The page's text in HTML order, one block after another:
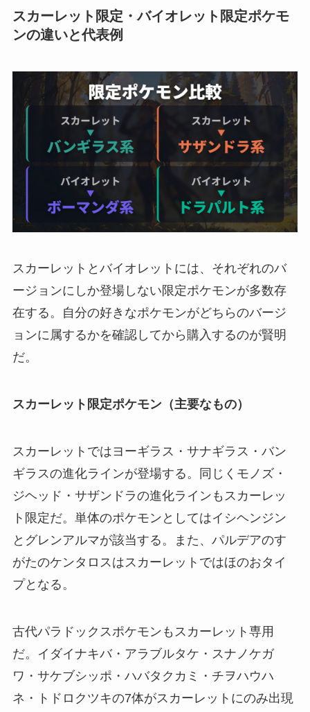
スカーレット限定・バイオレット限定ポケモ
ンの違いと代表例
スカーレットとバイオレットには、それぞれのバ
ージョンにしか登場しない限定ポケモンが多数存
在する。自分の好きなポケモンがどちらのバージ
ョンに属するかを確認してから購入するのが賢明
だ。
スカーレット限定ポケモン（主要なもの）
スカーレットではヨーギラス・サナギラス・バン
ギラスの進化ラインが登場する。同じくモノズ・
ジヘッド・サザンドラの進化ラインもスカーレッ
ト限定だ。単体のポケモンとしてはイシヘンジン
とグレンアルマが該当する。また、パルデアのす
がたのケンタロスはスカーレットではほのおタイ
プとなる。
古代パラドックスポケモンもスカーレット専用
だ。イダイナキバ・アラブルタケ・スナノケガ
ワ・サケブシッポ・ハバタクカミ・チヲハウハ
ネ・トドロクツキの7体がスカーレットにのみ出現